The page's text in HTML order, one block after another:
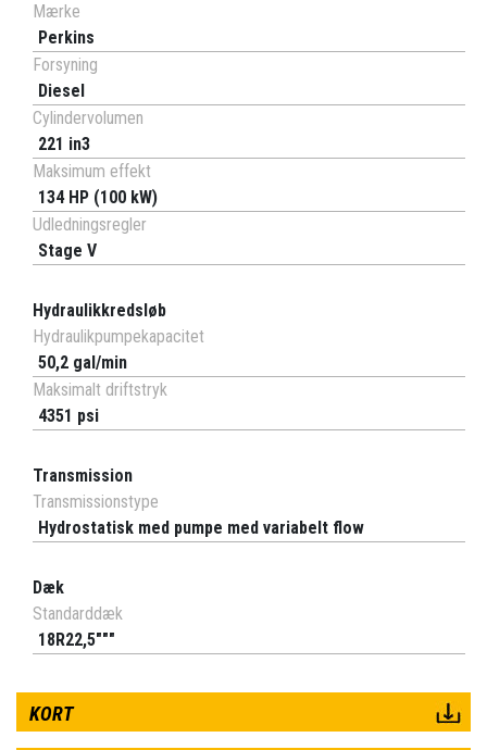
Mærke
Perkins
Forsyning
Diesel
Cylindervolumen
221 in3
Maksimum effekt
134 HP (100 kW)
Udledningsregler
Stage V
Hydraulikkredsløb
Hydraulikpumpekapacitet
50,2 gal/min
Maksimalt driftstryk
4351 psi
Transmission
Transmissionstype
Hydrostatisk med pumpe med variabelt flow
Dæk
Standarddæk
18R22,5"""
KORT